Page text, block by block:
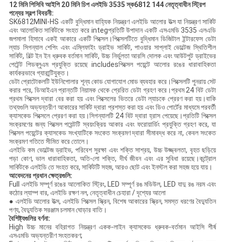
12 মিমি পিসিবি আইপি 20 মিনি চিপ এলইডি 3535 স্ক6812 144 নেতৃত্বাধীন স্ট্রিপ
পন্যের স্বল্প বিবরনী:
SK6812MINI-HS একটি বুদ্ধিমান বাহ্যিক নিয়ন্ত্রণ এলইডি আলোর উত্স যা নিয়ন্ত্রণ সার্কিট
এবং আলোকিত সার্কিটকে সংহত করে integপ্রতিটি উপাদান একটি এসএমডি 3535 এলএডি
জপমালা হিসাবে একই আকারে একটি পিক্সেল।পিক্সেলটিতে বুদ্ধিমান ডিজিটাল ইন্টারফেস ডেটা
ল্যাচ সিগন্যাল শেপিং এবং এম্লিফাইং ড্রাইভ সার্কিট, পাওয়ার সাপ্লাই ভোল্টেজ স্থিতিশীল
সার্কিট, বিল্ট ইন ইন ধ্রুবক বর্তমান সার্কিট, উচ্চ নির্ভুলতা আরসি দোলক এবং আউটপুট ড্রাইভের
পেটেন্ট পিডব্লুএম প্রযুক্তি রয়েছে includesপিক্সেল পয়েন্টে আলোর রঙের ধারাবাহিকতা
কার্যকরভাবে গ্যারান্টিযুক্ত।
ডেটা প্রোটোকলটি ইউনিপোলার শূন্য কোড যোগাযোগ মোড ব্যবহার করে।পিক্সেলটি পুনরায় সেট
করার পরে, ডিআইএন প্রান্তটি নিয়ামক থেকে প্রেরিত ডেটা গ্রহণ করে।প্রথম 24 বিট ডেটা
প্রথম পিক্সেল দ্বারা বের করা হয় এবং পিক্সেলের ভিতরে ডেটা ল্যাচকে প্রেরণ করা হয়।বাকি
তথ্যগুলি অভ্যন্তরীণ আকারের সার্কিট দ্বারা প্রশস্ত করা হয় এবং ডিও পোর্টের মাধ্যমে পরবর্তী
ক্যাসকেড পিক্সেলে প্রেরণ করা হয়।সিগন্যালটি 24 বিট দ্বারা হ্রাস পেয়েছে।প্রতিটি পিক্সেল
সংক্রমণের জন্য পিক্সেল পয়েন্টটি স্বয়ংক্রিয় আকার এবং ফরোয়ার্ডিং প্রযুক্তি গ্রহণ করে, যা
পিক্সেল পয়েন্টের ক্যাসকেড সংখ্যাটিকে সংকেত সংক্রমণ দ্বারা সীমাবদ্ধ করে না, কেবল সংকেত
সংক্রমণ গতিতে সীমিত করে তোলে।
এলইডি কম ভোল্টেজ ড্রাইভ, পরিবেশ সুরক্ষা এবং শক্তি সাশ্রয়, উচ্চ উজ্জ্বলতা, বৃহত ছড়িয়ে
পড়া কোণ, ভাল ধারাবাহিকতা, অতি-লো শক্তি, দীর্ঘ জীবন এবং এর সুবিধা রয়েছে।কন্ট্রোল
সার্কিটকে এলইডি তে সংহত করে, সার্কিটটি সহজ, আরও ছোট এবং ইনস্টল করা সহজ হয়ে যায়।
আবেদনের প্রধান ক্ষেত্রগুলি:
Full এলইডি সম্পূর্ণ রঙের আলোকিত স্ট্রিং, LED সম্পূর্ণ রঙ মডিউল, LED যাদু রঙ নরম এবং
কঠোর ল্যাম্প বার, এলইডি রক্ষণ নল, নেতৃত্বাধীন চেহারা / দৃশ্যের আলো
● এলইডি আলোর উত্স, এলইডি পিক্সেল স্ক্রিন, বিশেষ আকারের স্ক্রিন, সমস্ত ধরণের বৈদ্যুতিন
পণ্য, বৈদ্যুতিক সরঞ্জাম চলমান ঘোড়ার বাতি।
বৈশিষ্ট্যগুলির বর্ণনা:
High উচ্চ মানের বহিরাগত নিয়ন্ত্রণ একক-লাইন ক্যাসকেড ধ্রুবক-বর্তমান আইসি শীর্ষ
এসএমডি অভ্যন্তরীণ সংহতকরণ;